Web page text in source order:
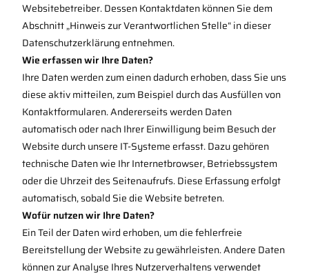
Websitebetreiber. Dessen Kontaktdaten können Sie dem
Abschnitt „Hinweis zur Verantwortlichen Stelle“ in dieser
Datenschutzerklärung entnehmen.
Wie erfassen wir Ihre Daten?
Ihre Daten werden zum einen dadurch erhoben, dass Sie uns
diese aktiv mitteilen, zum Beispiel durch das Ausfüllen von
Kontaktformularen. Andererseits werden Daten
automatisch oder nach Ihrer Einwilligung beim Besuch der
Website durch unsere IT-Systeme erfasst. Dazu gehören
technische Daten wie Ihr Internetbrowser, Betriebssystem
oder die Uhrzeit des Seitenaufrufs. Diese Erfassung erfolgt
automatisch, sobald Sie die Website betreten.
Wofür nutzen wir Ihre Daten?
Ein Teil der Daten wird erhoben, um die fehlerfreie
Bereitstellung der Website zu gewährleisten. Andere Daten
können zur Analyse Ihres Nutzerverhaltens verwendet